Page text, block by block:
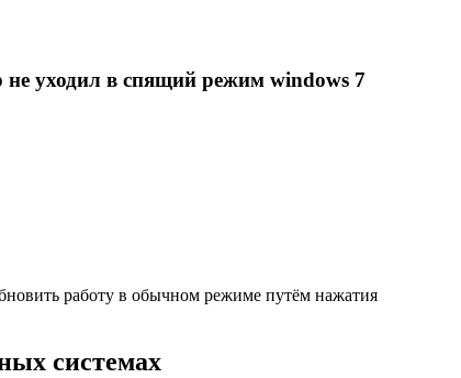
уходил в спящий режим windows 7
работу в обычном режиме путём нажатия
системах